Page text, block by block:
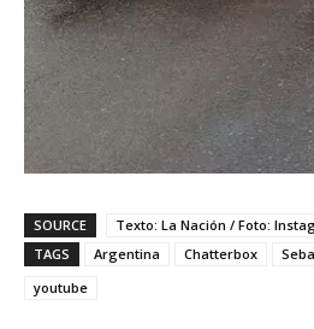
SOURCE
Texto: La Nación / Foto:
TAGS
Argentina Chatterbox
youtube